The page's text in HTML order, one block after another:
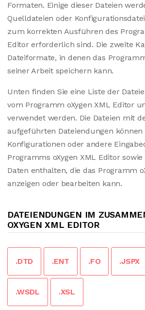
Formaten. Einige dieser Dateien
Quelldateien oder
zum korrekten Ausführen des
Editor erforderlich sind. Die zweite
Dateiformate, in denen das
seiner Arbeit speichern kann.
Unten finden Sie eine Liste der
vom Programm oXygen XML Editor
verwendet werden. Die Dateien mit
aufgeführten Dateiendungen können
Konfigurationen oder andere
Programms oXygen XML Editor
Daten enthalten, die das Programm
anzeigen oder bearbeiten kann.
DATEIENDUNGEN IM
OXYGEN XML EDITOR
.DTD .ENT .FO .JSPX
.WSDL .XSL